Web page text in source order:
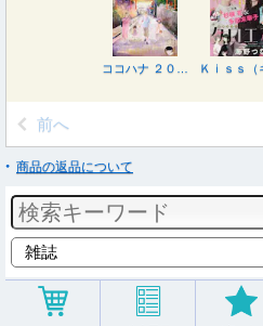
前へ
商品の返品について